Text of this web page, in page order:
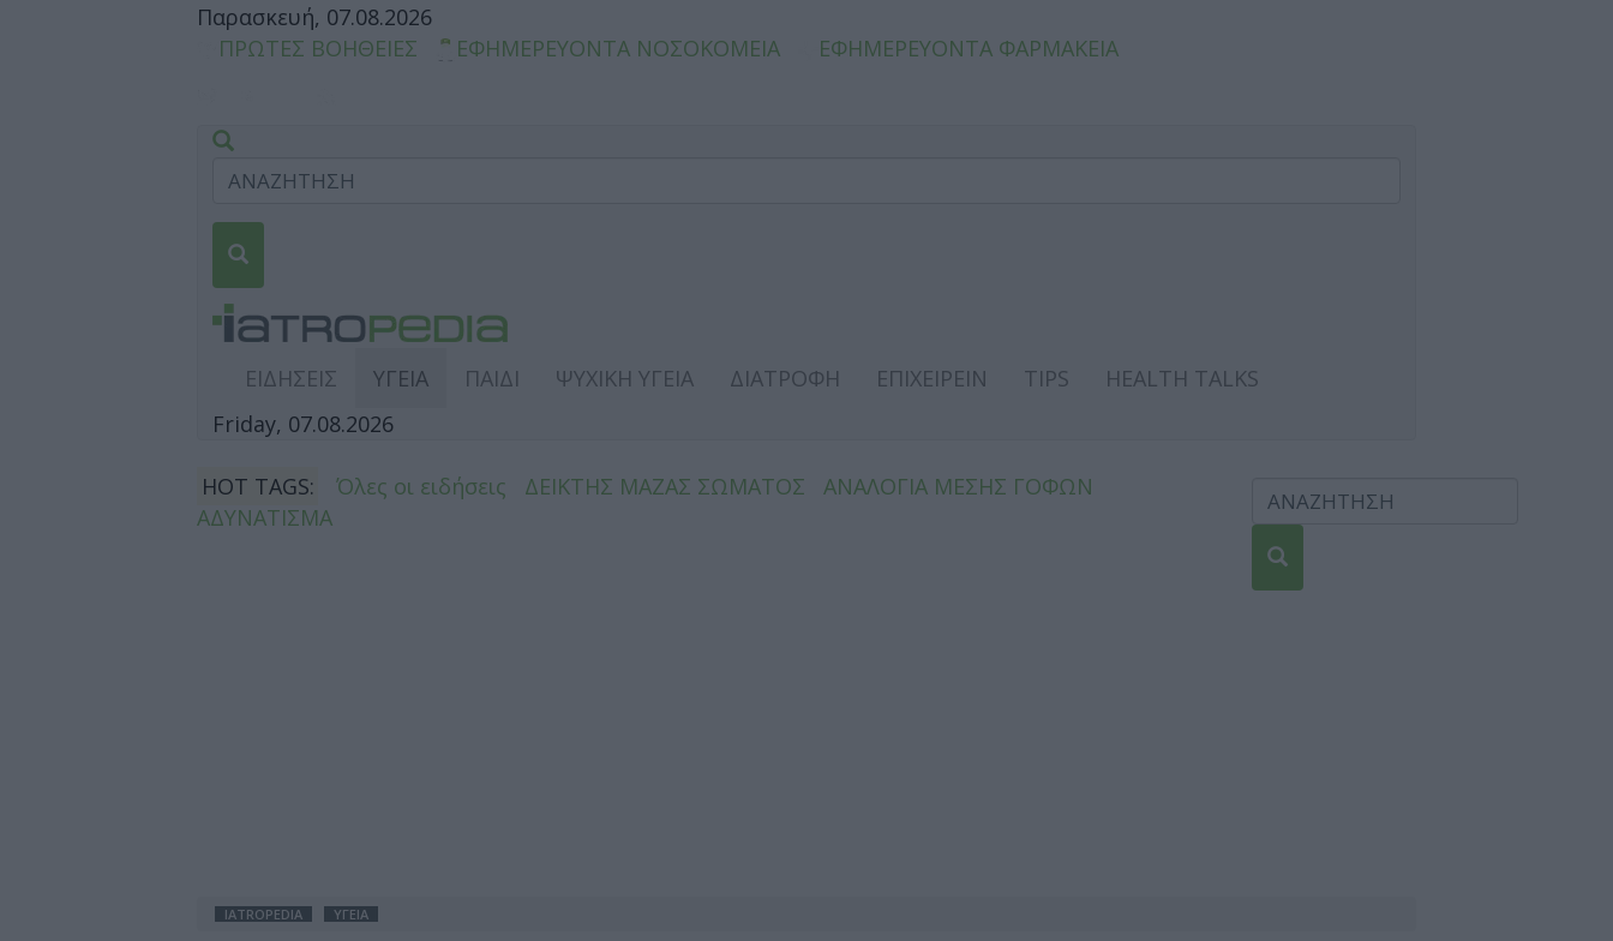
Παρασκευή, 07.08.2026
ΠΡΩΤΕΣ ΒΟΗΘΕΙΕΣ
ΕΦΗΜΕΡΕΥΟΝΤΑ ΝΟΣΟΚΟΜΕΙΑ ΕΦΗΜΕΡΕΥΟΝΤΑ ΦΑΡΜΑΚΕΙΑ
ΕΙΔΗΣΕΙΣ ΥΓΕΙΑ ΠΑΙΔΙ ΨΥΧΙΚΗ ΥΓΕΙΑ ΔΙΑΤΡΟΦΗ ΕΠΙΧΕΙΡΕΙΝ TIPS
HEALTH TALKS
Friday, 07.08.2026
HOT TAGS: Όλες οι ειδήσεις ΔΕΙΚΤΗΣ ΜΑΖΑΣ ΣΩΜΑΤΟΣ
ΑΝΑΛΟΓΙΑ ΜΕΣΗΣ ΓΟΦΩΝ
ΑΔΥΝΑΤΙΣΜΑ
IATROPEDIA ΥΓΕΙΑ